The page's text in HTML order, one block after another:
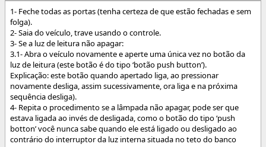
1- Feche todas as portas (tenha certeza de que estão fechadas e sem
folga).
2- Saia do veículo, trave usando o controle.
3- Se a luz de leitura não apagar:
3.1- Abra o veículo novamente e aperte uma única vez no botão da
luz de leitura (este botão é do tipo ‘botão push button’).
Explicação: este botão quando apertado liga, ao pressionar
novamente desliga, assim sucessivamente, ora liga e na próxima
sequência desliga).
4- Repita o procedimento se a lâmpada não apagar, pode ser que
estava ligada ao invés de desligada, como o botão do tipo ‘push
botton’ você nunca sabe quando ele está ligado ou desligado ao
contrário do interruptor da luz interna situada no teto do banco